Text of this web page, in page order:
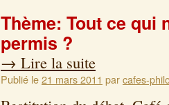
Thème: Tout ce qui
permis ?
→ Lire la suite
Publié le21 mars 2011 parcafes-